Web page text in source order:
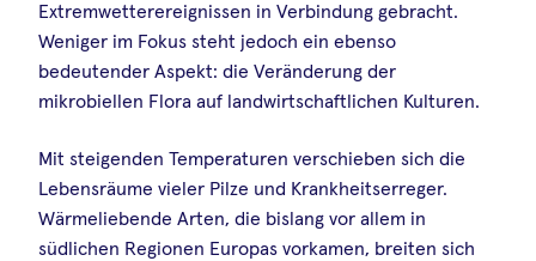
Extremwetterereignissen in Verbindung gebracht.
Weniger im Fokus steht jedoch ein ebenso
bedeutender Aspekt: die Veränderung der
mikrobiellen Flora auf landwirtschaftlichen Kulturen.
Mit steigenden Temperaturen verschieben sich die
Lebensräume vieler Pilze und Krankheitserreger.
Wärmeliebende Arten, die bislang vor allem in
südlichen Regionen Europas vorkamen, breiten sich